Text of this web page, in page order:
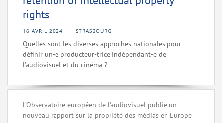
rights
16 AVRIL 2024 STRASBOURG
Quelles sont les diverses approches nationales pour
définir un-e producteur-trice indépendant-e de
l’audiovisuel et du cinéma ?
L'Observatoire européen de l'audiovisuel publie un
nouveau rapport sur la propriété des médias en Europe